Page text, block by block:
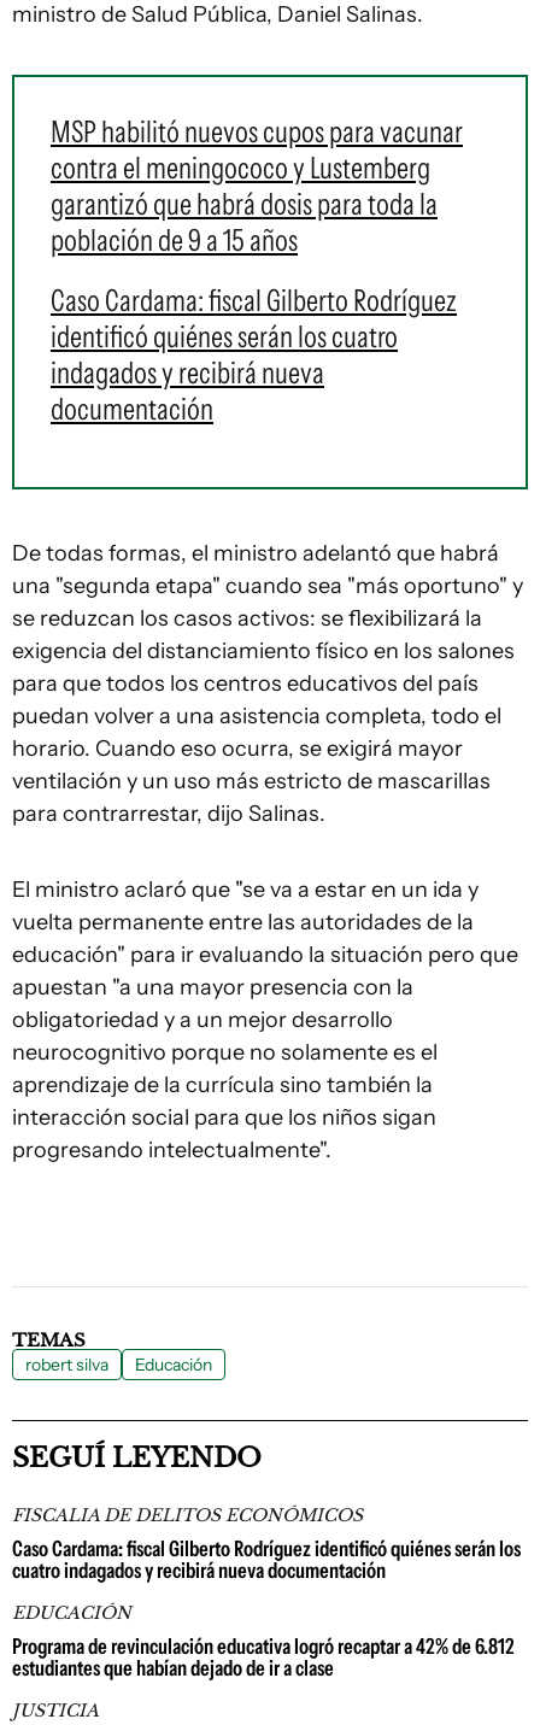
ministro de Salud Pública, Daniel Salinas.
MSP habilitó nuevos cupos para vacunar
contra el meningococo y Lustemberg
garantizó que habrá dosis para toda la
población de 9 a 15 años
Caso Cardama: fiscal Gilberto Rodríguez
identificó quiénes serán los cuatro
indagados y recibirá nueva
documentación
De todas formas, el ministro adelantó que habrá
una "segunda etapa" cuando sea "más oportuno" y
se reduzcan los casos activos: se flexibilizará la
exigencia del distanciamiento físico en los salones
para que todos los centros educativos del país
puedan volver a una asistencia completa, todo el
horario. Cuando eso ocurra, se exigirá mayor
ventilación y un uso más estricto de mascarillas
para contrarrestar, dijo Salinas.
El ministro aclaró que "se va a estar en un ida y
vuelta permanente entre las autoridades de la
educación" para ir evaluando la situación pero que
apuestan "a una mayor presencia con la
obligatoriedad y a un mejor desarrollo
neurocognitivo porque no solamente es el
aprendizaje de la currícula sino también la
interacción social para que los niños sigan
progresando intelectualmente".
TEMAS
robert silva Educación
SEGUÍ LEYENDO
FISCALIA DE DELITOS ECONÓMICOS
Caso Cardama: fiscal Gilberto Rodríguez identificó quiénes serán los
cuatro indagados y recibirá nueva documentación
EDUCACIÓN
Programa de revinculación educativa logró recaptar a 42% de 6.812
estudiantes que habían dejado de ir a clase
JUSTICIA